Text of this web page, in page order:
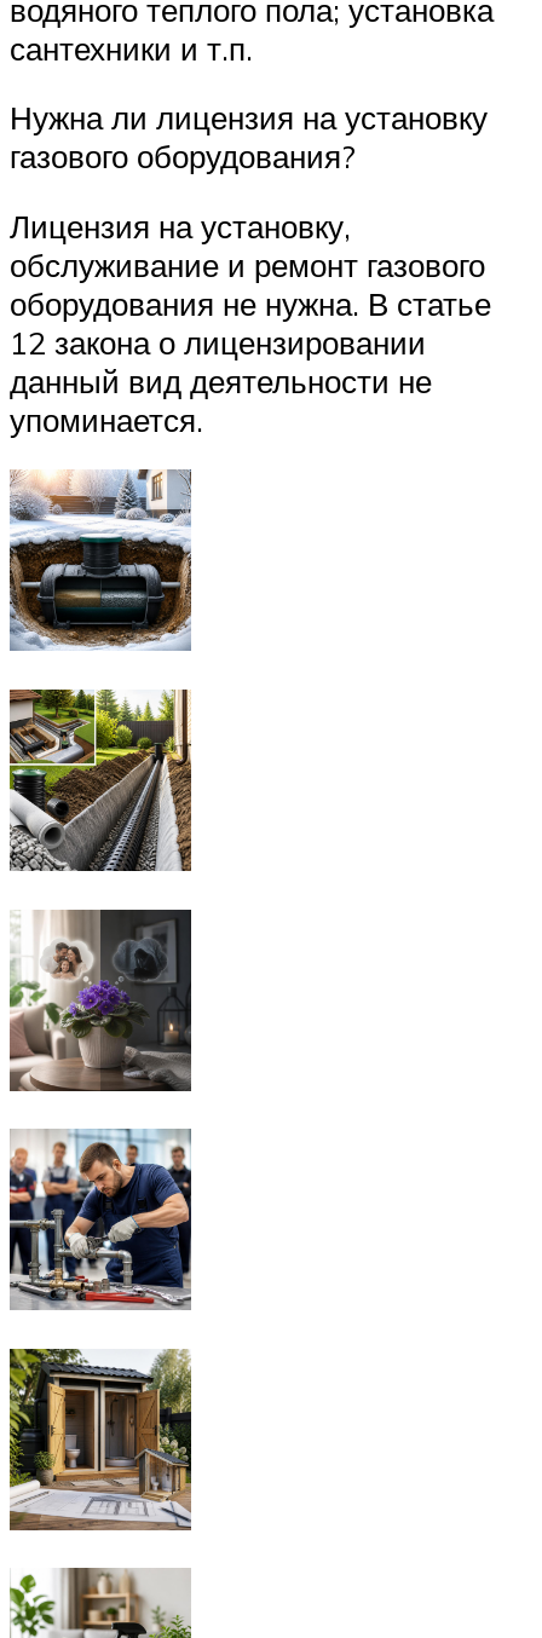
водяного теплого пола; установка
сантехники и т.п.
Нужна ли лицензия на установку
газового оборудования?
Лицензия на установку,
обслуживание и ремонт газового
оборудования не нужна. В статье
12 закона о лицензировании
данный вид деятельности не
упоминается.